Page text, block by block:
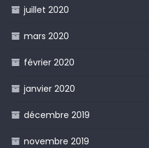
juillet 2020
mars 2020
février 2020
janvier 2020
décembre 2019
novembre 2019